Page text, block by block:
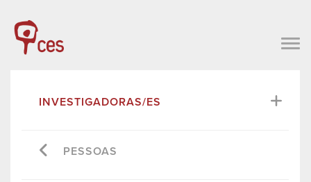
INVESTIGADORAS/ES
PESSOAS